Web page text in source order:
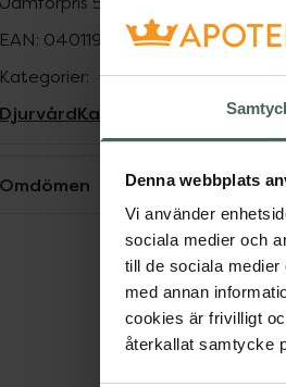
Denna webbplats
Vi använder
sociala medier och
till de sociala
med annan
cookies är frivilligt
återkallat samtycke
EAN: 04011905231297
Kategorier:
DjurvårdKatt Päls- och klövvård
Omdömen